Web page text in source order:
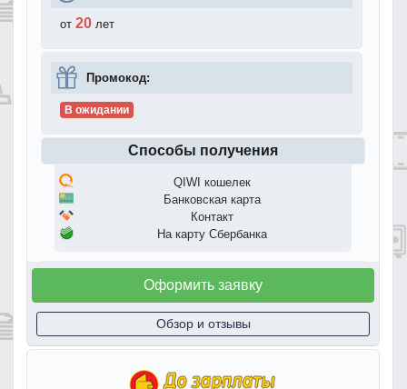
от 20 лет
Промокод:
В ожидании
Способы получения
QIWI кошелек
Банковская карта
Контакт
На карту Сбербанка
Оформить заявку
Обзор и отзывы